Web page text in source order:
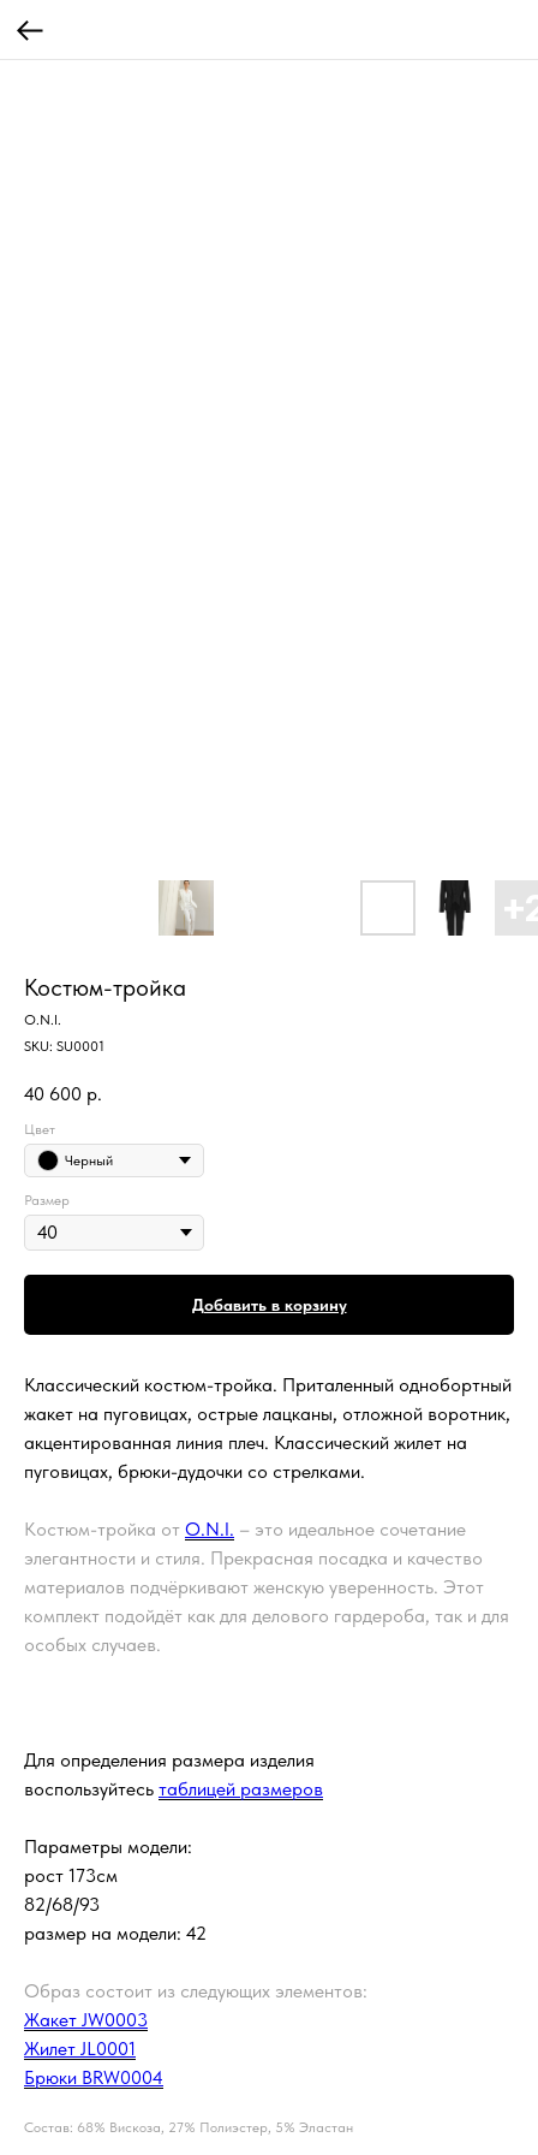
Костюм-тройка
O.N.I.
SKU: SU0001
40 600 р.
Цвет
Черный
Размер
Добавить в корзину
Классический костюм-тройка. Приталенный однобортный
жакет на пуговицах, острые лацканы, отложной воротник,
акцентированная линия плеч. Классический жилет на
пуговицах, брюки-дудочки со стрелками.
Костюм-тройка от O.N.I. – это идеальное сочетание
элегантности и стиля. Прекрасная посадка и качество
материалов подчёркивают женскую уверенность. Этот
комплект подойдёт как для делового гардероба, так и для
особых случаев.
Для определения размера изделия
воспользуйтесь таблицей размеров
Параметры модели:
рост 173см
82/68/93
размер на модели: 42
Образ состоит из следующих элементов:
Жакет JW0003
Жилет JL0001
Брюки BRW0004
Состав: 68% Вискоза, 27% Полиэстер, 5% Эластан